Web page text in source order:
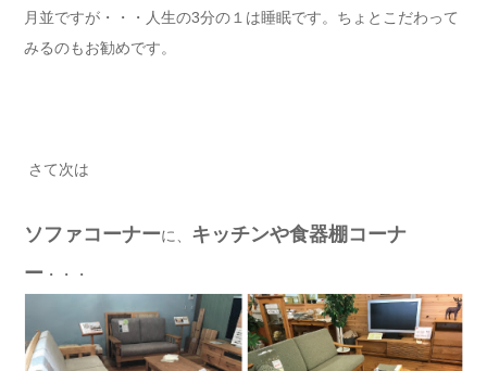
月並ですが・・・人生の3分の１は睡眠です。ちょとこだわって
みるのもお勧めです。
さて次は
ソファコーナーに、 キッチンや食器棚コーナ
ー ・・・